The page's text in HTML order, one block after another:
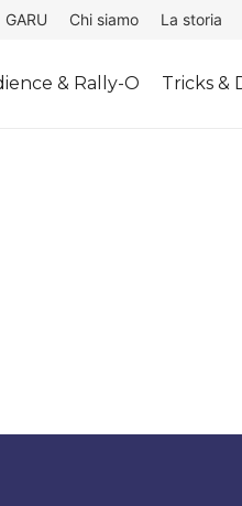
GARU Chi siamo La storia
& Rally-O Tricks &